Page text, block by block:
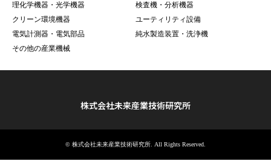
理化学機器・光学機器
検査機・分析機器
クリーン環境機器
ユーティリティ設備
電気計測器・電気部品
純水製造装置・洗浄機
その他の産業機械
株式会社未来産業技術研究所
© 株式会社未来産業技術研究所. All Rights Reserved.